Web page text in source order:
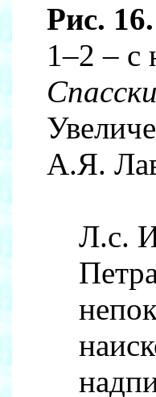
Рис. 16.
1–2 – с
А.Я.
Л.с.